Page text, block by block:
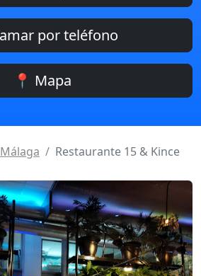
por teléfono
📍 Mapa
Málaga Restaurante 15 & Kince